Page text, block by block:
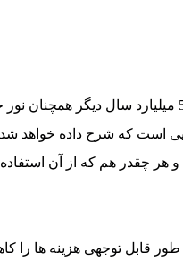
به گفته دانشمندان، زمانی که خورشید بمیرد، حداقل
است که شرح داده خواهد
چقدر هم که از آن
طور قابل توجهی هزینه ها